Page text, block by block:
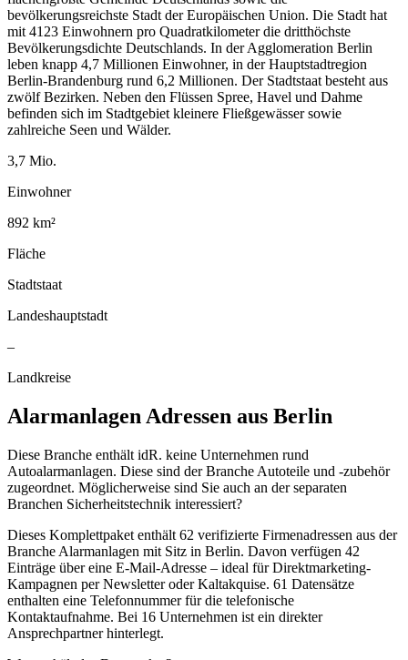
bevölkerungsreichste Stadt der Europäischen Union. Die Stadt hat
mit 4123 Einwohnern pro Quadratkilometer die dritthöchste
Bevölkerungsdichte Deutschlands. In der Agglomeration Berlin
leben knapp 4,7 Millionen Einwohner, in der Hauptstadtregion
Berlin-Brandenburg rund 6,2 Millionen. Der Stadtstaat besteht aus
zwölf Bezirken. Neben den Flüssen Spree, Havel und Dahme
befinden sich im Stadtgebiet kleinere Fließgewässer sowie
zahlreiche Seen und Wälder.
3,7 Mio.
Einwohner
892 km²
Fläche
Stadtstaat
Landeshauptstadt
–
Landkreise
Alarmanlagen Adressen aus Berlin
Diese Branche enthält idR. keine Unternehmen rund
Autoalarmanlagen. Diese sind der Branche Autoteile und -zubehör
zugeordnet. Möglicherweise sind Sie auch an der separaten
Branchen Sicherheitstechnik interessiert?
Dieses Komplettpaket enthält 62 verifizierte Firmenadressen aus der
Branche Alarmanlagen mit Sitz in Berlin. Davon verfügen 42
Einträge über eine E-Mail-Adresse – ideal für Direktmarketing-
Kampagnen per Newsletter oder Kaltakquise. 61 Datensätze
enthalten eine Telefonnummer für die telefonische
Kontaktaufnahme. Bei 16 Unternehmen ist ein direkter
Ansprechpartner hinterlegt.